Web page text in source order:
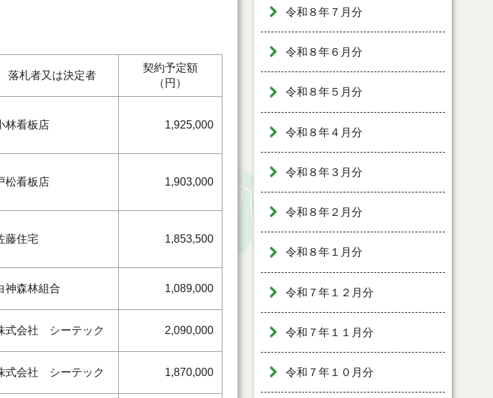
落札者又は決定者
契約予定額
（円）
林看板店 1,925,000
松看板店 1,903,000
藤住宅 1,853,500
神森林組合 1,089,000
式会社 シーテック 2,090,000
式会社 シーテック 1,870,000
令和８年７月分
令和８年６月分
令和８年５月分
令和８年４月分
令和８年３月分
令和８年２月分
令和８年１月分
令和７年１２月分
令和７年１１月分
令和７年１０月分